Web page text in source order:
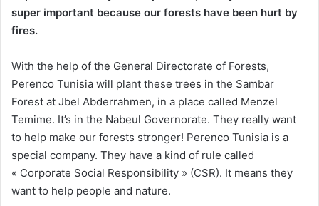
super important because our forests have been hurt by
fires.
With the help of the General Directorate of Forests,
Perenco Tunisia will plant these trees in the Sambar
Forest at Jbel Abderrahmen, in a place called Menzel
Temime. It’s in the Nabeul Governorate. They really want
to help make our forests stronger! Perenco Tunisia is a
special company. They have a kind of rule called
« Corporate Social Responsibility » (CSR). It means they
want to help people and nature.